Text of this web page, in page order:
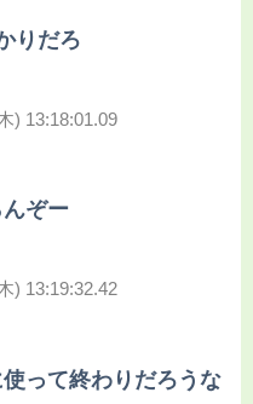
りだろ
) 13:18:01.09
ぞー
) 13:19:32.42
って終わりだろうな